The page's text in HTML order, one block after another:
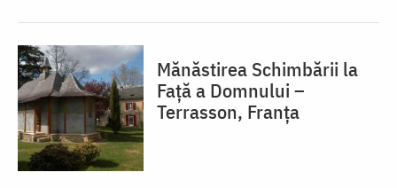
Mănăstirea Schimbării la
Față a Domnului –
Terrasson, Franţa